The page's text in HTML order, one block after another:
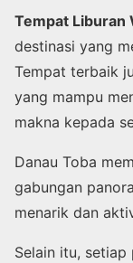
Tempat Liburan
destinasi yang
Tempat terbaik
yang mampu
makna kepada
Danau Toba
gabungan
menarik dan
Selain itu, setiap